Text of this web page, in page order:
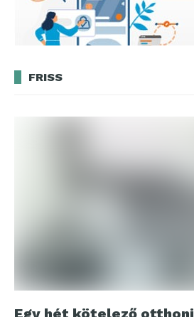
FRISS
Egy hét kötelező otthoni